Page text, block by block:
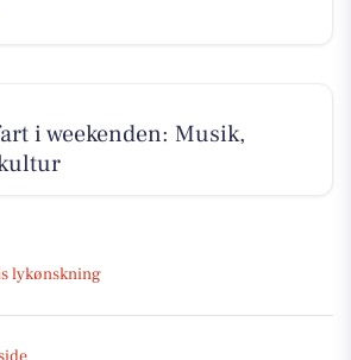
i weekenden: Musik,
lykønskning